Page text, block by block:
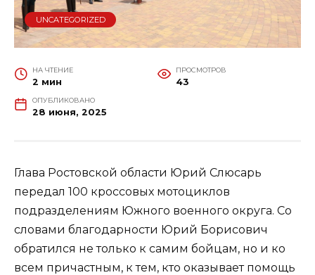
UNCATEGORIZED
НА ЧТЕНИЕ
2 мин
ПРОСМОТРОВ
43
ОПУБЛИКОВАНО
28 июня, 2025
Глава Ростовской области Юрий Слюсарь
передал 100 кроссовых мотоциклов
подразделениям Южного военного округа. Со
словами благодарности Юрий Борисович
обратился не только к самим бойцам, но и ко
всем причастным, к тем, кто оказывает помощь